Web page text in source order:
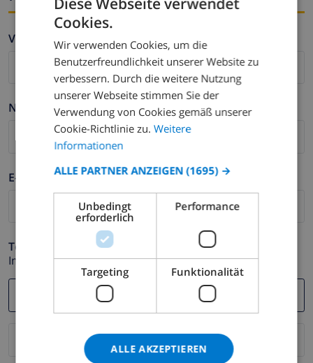
Vorname *
Nachname *
E-mail *
Telefonnummer *
Im Fall Ihre E-mail Adresse nicht korrekt funktioniert.
DUTCH
SPANISH
GERMAN
ITALIAN
NORWEGIAN
Cookies.
Wir verwenden Cookies, um die
Benutzerfreundlichkeit unserer Website zu
verbessern. Durch die weitere Nutzung
unserer Webseite stimmen Sie der
Verwendung von Cookies gemäß unserer
Cookie-Richtlinie zu. Weitere
Informationen
ALLE PARTNER ANZEIGEN (1695) →
Unbedingt
erforderlich
Performance
Targeting Funktionalität
ALLE AKZEPTIEREN